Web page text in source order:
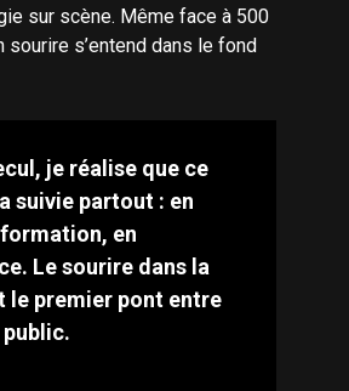
sur scène. Même face à 500
sourire s’entend dans le fond
je réalise que ce
suivie partout : en
en
Le sourire dans la
le premier pont entre